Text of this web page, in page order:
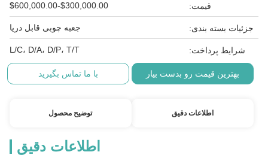
قیمت: $300,000.00-$600,000.00
جزئیات بسته بندی: جعبه چوبی قابل دریا
شرایط پرداخت: L/C، D/A، D/P، T/T
بهترین قیمت رو بدست بیار با ما تماس بگیرید
اطلاعات دقیق توضیح محصول
اطلاعات دقیق